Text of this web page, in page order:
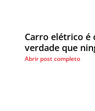
Carro elétrico é
verdade que
Abrir post completo